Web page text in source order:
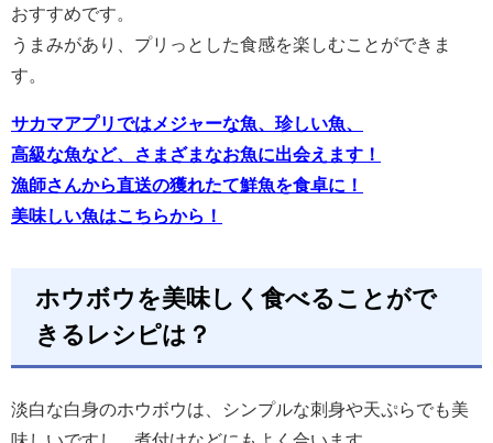
おすすめです。
うまみがあり、プリっとした食感を楽しむことができま
す。
サカマアプリではメジャーな魚、珍しい魚、
高級な魚など、さまざまなお魚に出会えます！
漁師さんから直送の獲れたて鮮魚を食卓に！
美味しい魚はこちらから！
ホウボウを美味しく食べることがで
きるレシピは？
淡白な白身のホウボウは、シンプルな刺身や天ぷらでも美
味しいですし、煮付けなどにもよく合います。